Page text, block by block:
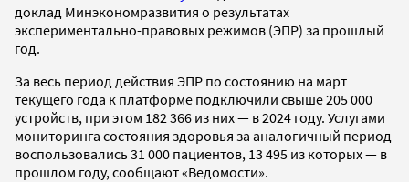
доклад Минэкономразвития о результатах
экспериментально-правовых режимов (ЭПР) за прошлый
год.
За весь период действия ЭПР по состоянию на март
текущего года к платформе подключили свыше 205 000
устройств, при этом 182 366 из них — в 2024 году. Услугами
мониторинга состояния здоровья за аналогичный период
воспользовались 31 000 пациентов, 13 495 из которых — в
прошлом году, сообщают «Ведомости».